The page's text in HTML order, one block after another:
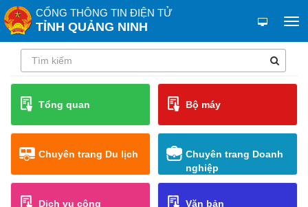
CỔNG THÔNG TIN ĐIỆN TỬ
TỈNH QUẢNG NINH
Tổng quan Bộ máy
Chuyên trang Du lịch
Chuyên trang Doanh
nghiệp
Dịch vụ công Văn bản